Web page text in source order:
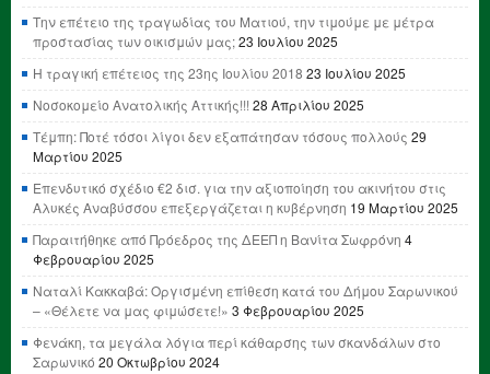
Την επέτειο της τραγωδίας του Ματιού, την τιμούμε με μέτρα
προστασίας των οικισμών μας;23 Ιουλίου 2025
Η τραγική επέτειος της 23ης Ιουλίου 2018 23 Ιουλίου 2025
Νοσοκομείο Ανατολικής Αττικής!!! 28 Απριλίου 2025
Τέμπη: Ποτέ τόσοι λίγοι δεν εξαπάτησαν τόσους πολλούς 29
Μαρτίου 2025
Επενδυτικό σχέδιο €2 δισ. για την αξιοποίηση του ακινήτου στις
Αλυκές Αναβύσσου επεξεργάζεται η κυβέρνηση 19 Μαρτίου 2025
Παραιτήθηκε από Πρόεδρος της ΔΕΕΠ η Βανίτα Σωφρόνη 4
Φεβρουαρίου 2025
Ναταλί Κακκαβά: Οργισμένη επίθεση κατά του Δήμου Σαρωνικού
– «Θέλετε να μας φιμώσετε!» 3 Φεβρουαρίου 2025
Φενάκη, τα μεγάλα λόγια περί κάθαρσης των σκανδάλων στο
Σαρωνικό 20 Οκτωβρίου 2024